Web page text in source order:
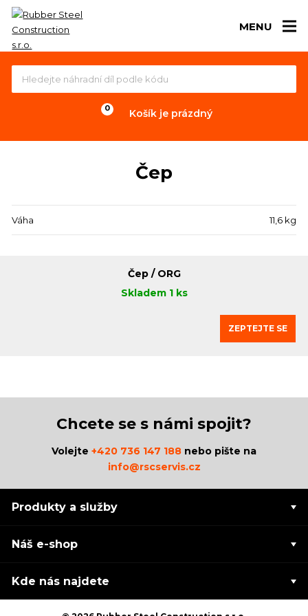
MENU
Košík je prázdný
Čep
Váha 11,6 kg
Čep / ORG
Skladem 1 ks
ZEPTEJTE SE
Chcete se s námi spojit?
Volejte +420 736 147 188 nebo pište na
info@rscservis.cz
Produkty a služby
Náš e-shop
Kde nás najdete